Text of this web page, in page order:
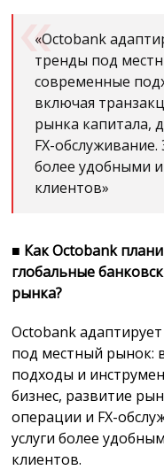
«Octobank
тренды под
современные
включая
рынка капитала,
FX-
более удобными
клиентов»
■ Как Octobank
глобальные
рынка?
Octobank
под местный рынок:
подходы и
бизнес, развитие
операции и FX-
услуги более
клиентов.